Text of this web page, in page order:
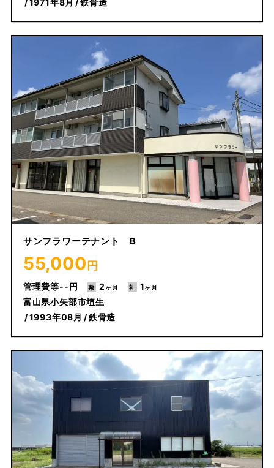
1971年8月
鉄骨造
サンフラワーテナント B
55,000 円
-- 2
1
富山県小矢部市埴生
1993年08月
鉄骨造